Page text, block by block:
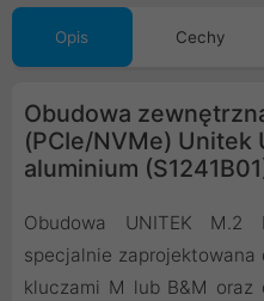
Opis Cechy
Obudowa
(PCIe/NVMe) Unitek
aluminium
Obudowa UNITEK M.2
specjalnie zaprojektowana
kluczami M lub B&M oraz